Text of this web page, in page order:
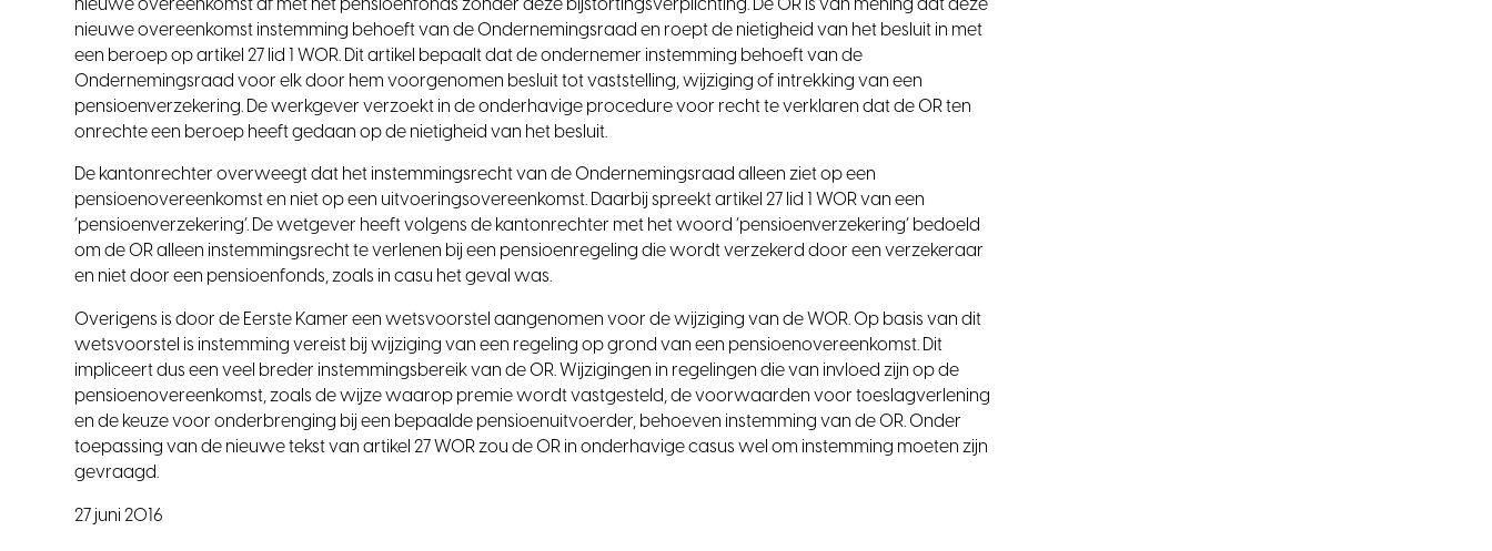
nieuwe overeenkomst af met het pensioenfonds zonder deze bijstortingsverplichting. De OR is van mening dat deze
nieuwe overeenkomst instemming behoeft van de Ondernemingsraad en roept de nietigheid van het besluit in met
een beroep op artikel 27 lid 1 WOR. Dit artikel bepaalt dat de ondernemer instemming behoeft van de
Ondernemingsraad voor elk door hem voorgenomen besluit tot vaststelling, wijziging of intrekking van een
pensioenverzekering. De werkgever verzoekt in de onderhavige procedure voor recht te verklaren dat de OR ten
onrechte een beroep heeft gedaan op de nietigheid van het besluit.
De kantonrechter overweegt dat het instemmingsrecht van de Ondernemingsraad alleen ziet op een
pensioenovereenkomst en niet op een uitvoeringsovereenkomst. Daarbij spreekt artikel 27 lid 1 WOR van een
‘pensioenverzekering’. De wetgever heeft volgens de kantonrechter met het woord ‘pensioenverzekering’ bedoeld
om de OR alleen instemmingsrecht te verlenen bij een pensioenregeling die wordt verzekerd door een verzekeraar
en niet door een pensioenfonds, zoals in casu het geval was.
Overigens is door de Eerste Kamer een wetsvoorstel aangenomen voor de wijziging van de WOR. Op basis van dit
wetsvoorstel is instemming vereist bij wijziging van een regeling op grond van een pensioenovereenkomst. Dit
impliceert dus een veel breder instemmingsbereik van de OR. Wijzigingen in regelingen die van invloed zijn op de
pensioenovereenkomst, zoals de wijze waarop premie wordt vastgesteld, de voorwaarden voor toeslagverlening
en de keuze voor onderbrenging bij een bepaalde pensioenuitvoerder, behoeven instemming van de OR. Onder
toepassing van de nieuwe tekst van artikel 27 WOR zou de OR in onderhavige casus wel om instemming moeten zijn
gevraagd.
27 juni 2016